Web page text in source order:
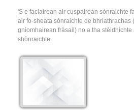
'S e faclairean air cuspairean sònraichte
air fo-sheata sònraichte de bhriathrachas
gnìomhairean fràsail) no a tha
shònraichte.